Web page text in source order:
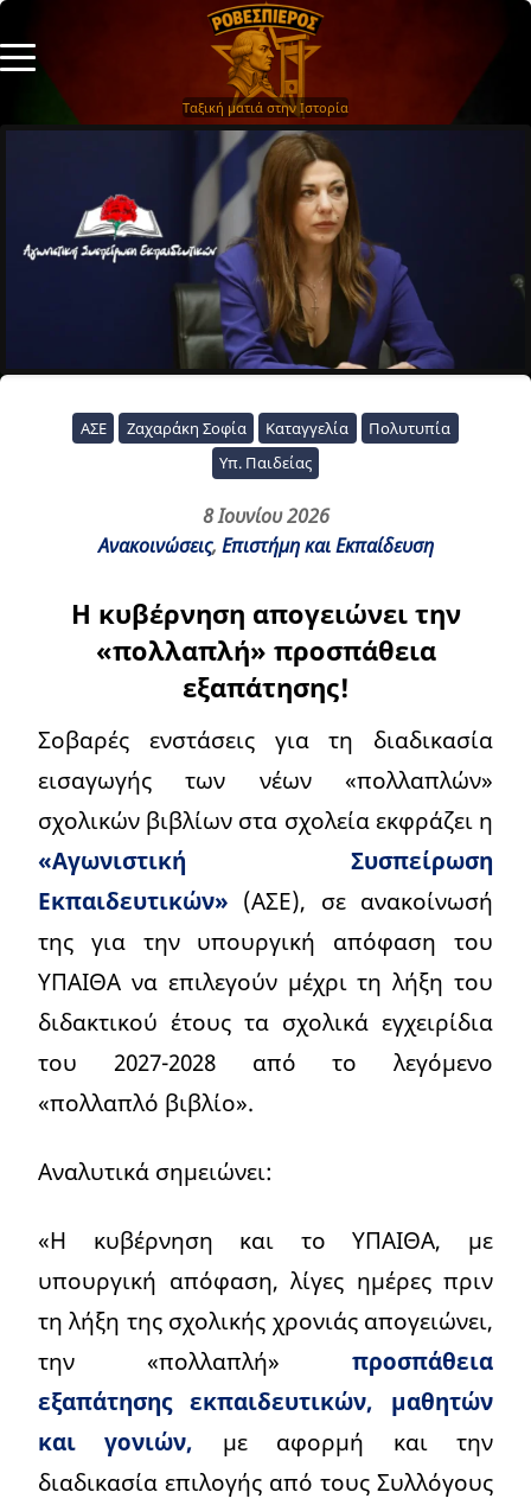
Ταξική ματιά στην Ιστορία
ΑΣΕ Ζαχαράκη Σοφία Καταγγελία
Πολυτυπία
Υπ. Παιδείας
8 Ιουνίου 2026
Ανακοινώσεις, Επιστήμη και Εκπαίδευση
Η κυβέρνηση απογειώνει την
«πολλαπλή» προσπάθεια
εξαπάτησης!
Σοβαρές ενστάσεις για τη διαδικασία
εισαγωγής των νέων «πολλαπλών»
σχολικών βιβλίων στα σχολεία εκφράζει η
«Αγωνιστική Συσπείρωση
Εκπαιδευτικών» (ΑΣΕ), σε ανακοίνωσή
της για την υπουργική απόφαση του
ΥΠΑΙΘΑ να επιλεγούν μέχρι τη λήξη του
διδακτικού έτους τα σχολικά εγχειρίδια
του 2027-2028 από το λεγόμενο
«πολλαπλό βιβλίο».
Αναλυτικά σημειώνει:
«Η κυβέρνηση και το ΥΠΑΙΘΑ, με
υπουργική απόφαση, λίγες ημέρες πριν
τη λήξη της σχολικής χρονιάς απογειώνει,
την «πολλαπλή» προσπάθεια
εξαπάτησης εκπαιδευτικών, μαθητών
και γονιών, με αφορμή και την
διαδικασία επιλογής από τους Συλλόγους